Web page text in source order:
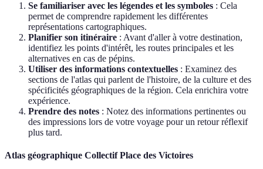
Se familiariser avec les légendes et les symboles : Cela
permet de comprendre rapidement les différentes
représentations cartographiques.
Planifier son itinéraire : Avant d'aller à votre destination,
identifiez les points d'intérêt, les routes principales et les
alternatives en cas de pépins.
Utiliser des informations contextuelles : Examinez des
sections de l'atlas qui parlent de l'histoire, de la culture et des
spécificités géographiques de la région. Cela enrichira votre
expérience.
Prendre des notes : Notez des informations pertinentes ou
des impressions lors de votre voyage pour un retour réflexif
plus tard.
Atlas géographique Collectif Place des Victoires